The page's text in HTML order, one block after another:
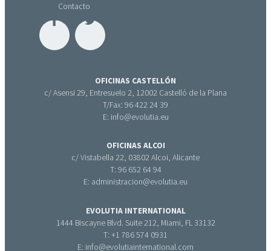
Contacto
OFICINAS CASTELLÓN
c/ Asensi 29, Entresuelo 2, 12002 Castelló de la Plana
T/Fax: 96 422 24 39
E: info@evolutia.eu
OFICINAS ALCOI
c/ Vistabella 22, 03802 Alcoi, Alicante
T: 96 652 64 94
E: administracion@evolutia.eu
EVOLUTIA INTERNATIONAL
1444 Biscayne Blvd. Suite 212, Miami, FL 33132
T: +1 786 574 0931
E: info@evolutiainternational.com